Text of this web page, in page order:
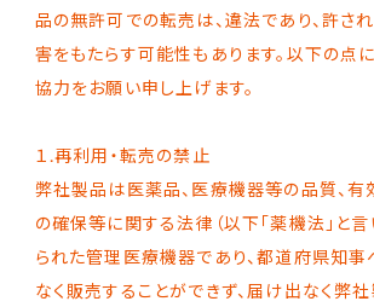
品の無許可での転売は、違法であり、許さ
害をもたらす可能性もあります。以下の点
協力をお願い申し上げます。
１.再利用・転売の禁止
弊社製品は医薬品、医療機器等の品質、
の確保等に関する法律（以下「薬機法」と言
られた管理医療機器であり、都道府県知事
なく販売することができず、届け出なく弊